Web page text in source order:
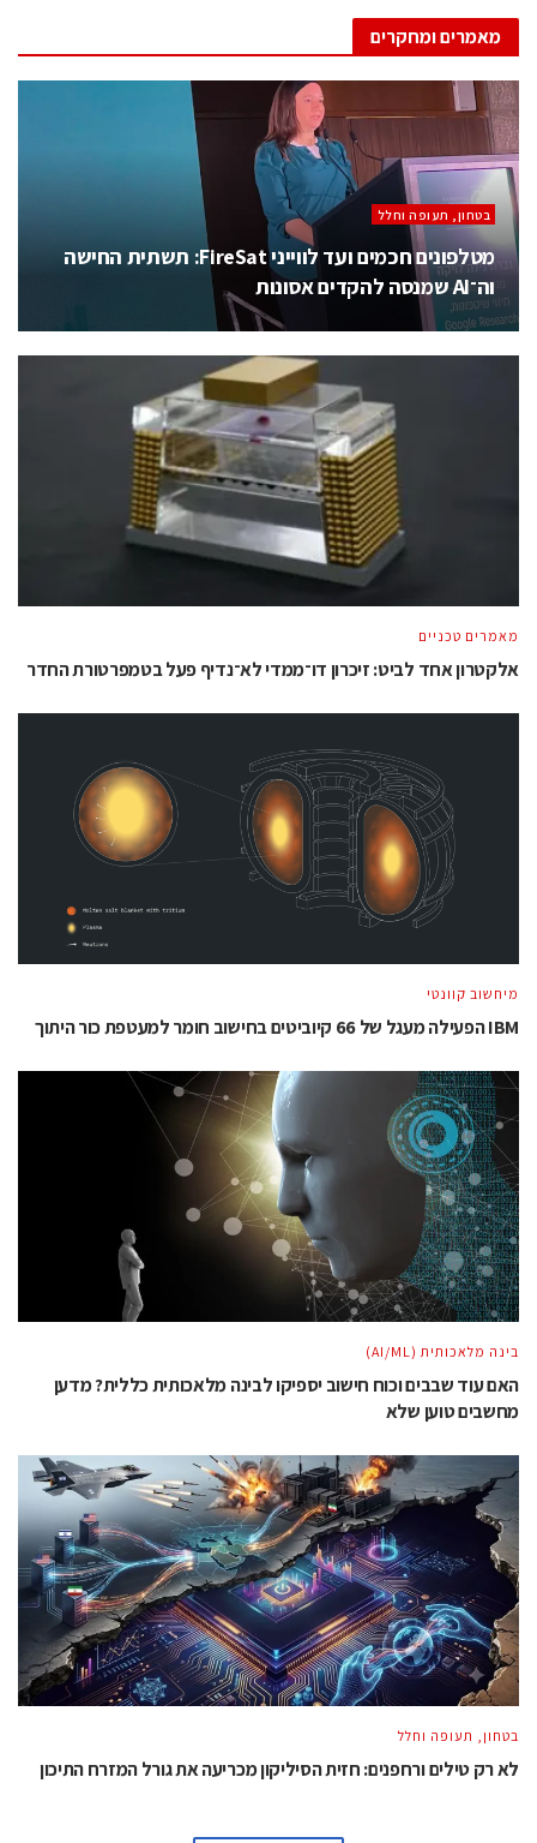
מאמרים ומחקרים
בטחון, תעופה וחלל
מטלפונים חכמים ועד לווייני FireSat: תשתית החישה
וה־AI שמנסה להקדים אסונות
מאמרים טכניים
אלקטרון אחד לביט: זיכרון דו־ממדי לא־נדיף פעל בטמפרטורת החדר
מיחשוב קוונטי
IBM הפעילה מעגל של 66 קיוביטים בחישוב חומר למעטפת כור היתוך
בינה מלאכותית (AI/ML)
האם עוד שבבים וכוח חישוב יספיקו לבינה מלאכותית כללית? מדען
מחשבים טוען שלא
בטחון, תעופה וחלל
לא רק טילים ורחפנים: חזית הסיליקון מכריעה את גורל המזרח התיכון